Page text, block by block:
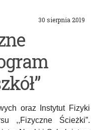
30 sierpnia 2019
oraz Instytut Fizyki
,,Fizyczne Ścieżki”.